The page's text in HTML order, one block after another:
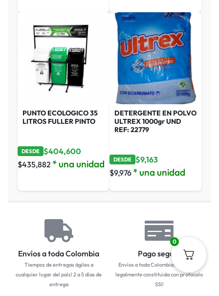
PUNTO ECOLOGICO 35
LITROS FULLER PINTO
DESDE $404,600
$435,882 * una unidad
DETERGENTE EN POLVO
ULTREX 1000gr UND
REF: 22779
DESDE $9,163
$9,976 * una unidad
Envíos a toda Colombia
Tiempos de entregas ágiles a
cualquier lugar del país! 2 a 5 días de
entrega
Pago seguro
Envíos a toda Colombia... Empresa
legalmente constituida con protocolo
SSl!
0